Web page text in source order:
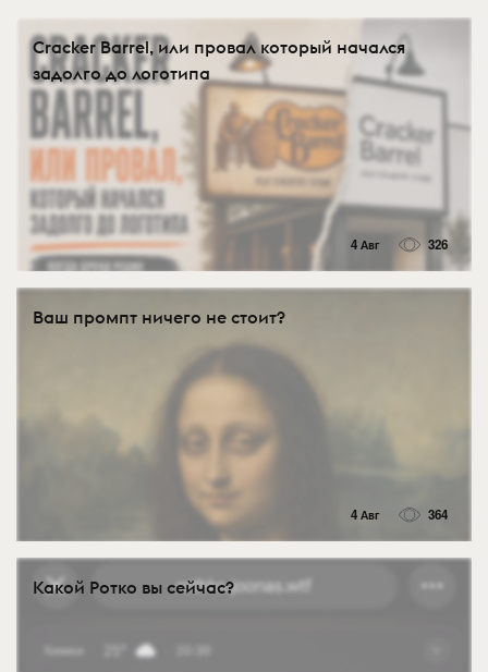
Cracker Barrel, или провал который начался
задолго до логотипа
4 Авг 326
Ваш промпт ничего не стоит?
4 Авг 364
Какой Ротко вы сейчас?